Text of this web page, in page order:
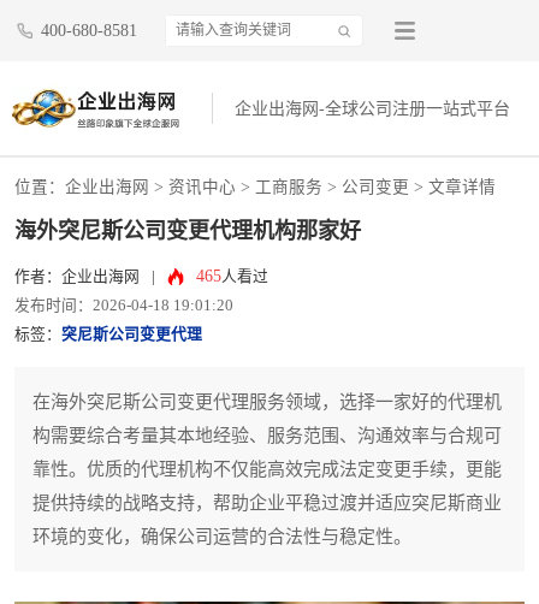
400-680-8581
企业出海网-全球公司注册一站式平台
位置： 企业出海网 > 资讯中心 > 工商服务 > 公司变更 > 文章详情
海外突尼斯公司变更代理机构那家好
作者：企业出海网 465人看过
发布时间：2026-04-18 19:01:20
标签： 突尼斯公司变更代理
在海外突尼斯公司变更代理服务领域，选择一家好的代理机
构需要综合考量其本地经验、服务范围、沟通效率与合规可
靠性。优质的代理机构不仅能高效完成法定变更手续，更能
提供持续的战略支持，帮助企业平稳过渡并适应突尼斯商业
环境的变化，确保公司运营的合法性与稳定性。